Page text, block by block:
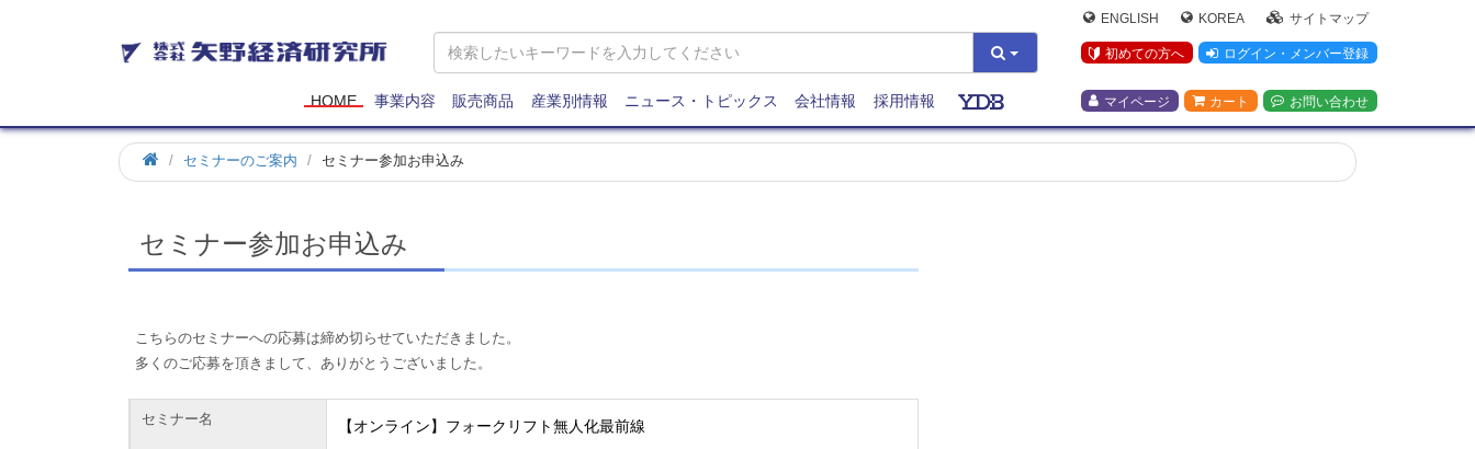
矢
野
研
究
所
ENGLISH KOREA サイトマップ
初めての方へ ログイン・メンバー登録
マイページ カート お問い合わせ
HOME 事業内容 販売商品 産業別情報 ニュース・トピックス 会社情報 採用情報
ホ
ー
セミナーのご案内 セミナー参加お申込み
セミナー参加お申込み
こちらのセミナーへの応募は締め切らせていただきました。
多くのご応募を頂きまして、ありがとうございました。
セミナー名 【オンライン】フォークリフト無人化最前線